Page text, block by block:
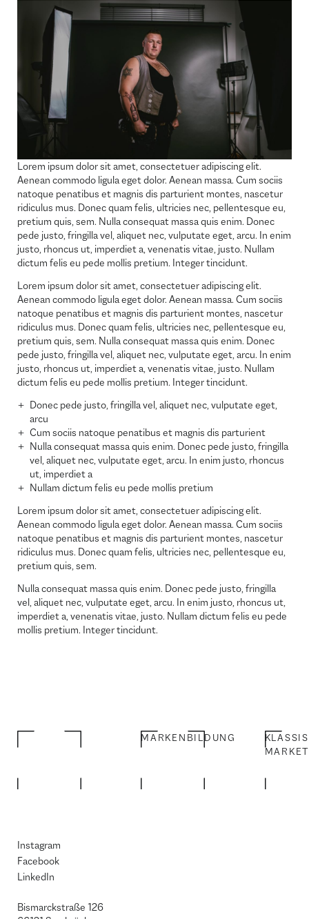
Lorem ipsum dolor sit amet, consectetuer adipiscing elit.
Aenean commodo ligula eget dolor. Aenean massa. Cum sociis
natoque penatibus et magnis dis parturient montes, nascetur
ridiculus mus. Donec quam felis, ultricies nec, pellentesque eu,
pretium quis, sem. Nulla consequat massa quis enim. Donec
pede justo, fringilla vel, aliquet nec, vulputate eget, arcu. In enim
justo, rhoncus ut, imperdiet a, venenatis vitae, justo. Nullam
dictum felis eu pede mollis pretium. Integer tincidunt.
Lorem ipsum dolor sit amet, consectetuer adipiscing elit.
Aenean commodo ligula eget dolor. Aenean massa. Cum sociis
natoque penatibus et magnis dis parturient montes, nascetur
ridiculus mus. Donec quam felis, ultricies nec, pellentesque eu,
pretium quis, sem. Nulla consequat massa quis enim. Donec
pede justo, fringilla vel, aliquet nec, vulputate eget, arcu. In enim
justo, rhoncus ut, imperdiet a, venenatis vitae, justo. Nullam
dictum felis eu pede mollis pretium. Integer tincidunt.
Donec pede justo, fringilla vel, aliquet nec, vulputate eget,
arcu
Cum sociis natoque penatibus et magnis dis parturient
Nulla consequat massa quis enim. Donec pede justo, fringilla
vel, aliquet nec, vulputate eget, arcu. In enim justo, rhoncus
ut, imperdiet a
Nullam dictum felis eu pede mollis pretium
Lorem ipsum dolor sit amet, consectetuer adipiscing elit.
Aenean commodo ligula eget dolor. Aenean massa. Cum sociis
natoque penatibus et magnis dis parturient montes, nascetur
ridiculus mus. Donec quam felis, ultricies nec, pellentesque eu,
pretium quis, sem.
Nulla consequat massa quis enim. Donec pede justo, fringilla
vel, aliquet nec, vulputate eget, arcu. In enim justo, rhoncus ut,
imperdiet a, venenatis vitae, justo. Nullam dictum felis eu pede
mollis pretium. Integer tincidunt.
MARKENBILDUNG
Instagram
Facebook
LinkedIn
Bismarckstraße 126